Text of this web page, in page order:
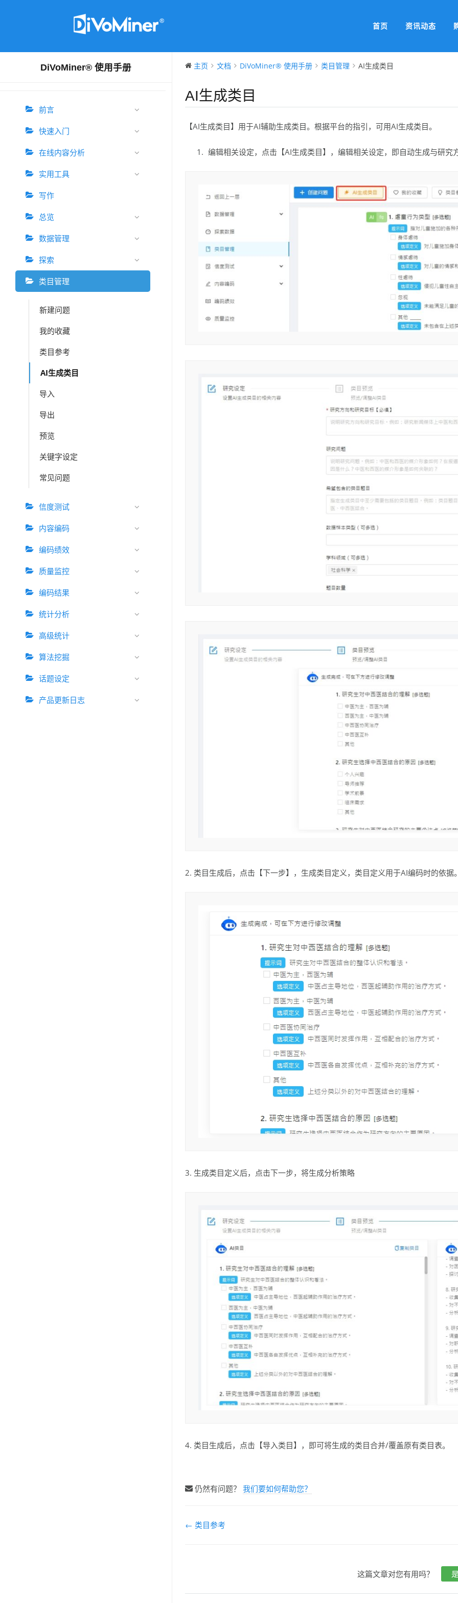
首页 资讯动态
DiVoMiner® 使用手册
前言
快速入门
在线内容分析
实用工具
写作
总览
数据管理
探索
类目管理
新建问题
我的收藏
类目参考
AI生成类目
导入
导出
预览
关键字设定
常见问题
信度测试
内容编码
编码绩效
质量监控
编码结果
统计分析
高级统计
算法挖掘
话题设定
产品更新日志
主页 文档 DiVoMiner® 使用手册 类目管理 AI生成类目
AI生成类目
【AI生成类目】用于AI辅助生成类目。根据平台的指引，可用AI生成类目。
编辑相关设定，点击【AI生成类目】，编辑相关设定，即自动生成与研究
2. 类目生成后，点击【下一步】，生成类目定义，类目定义用于AI编码时的依据
3. 生成类目定义后，点击下一步，将生成分析策略
4. 类目生成后，点击【导入类目】，即可将生成的类目合并/覆盖原有类目表。
仍然有问题？ 我们要如何帮助您？
文
档
← 类目参考
这篇文章对您有用吗？